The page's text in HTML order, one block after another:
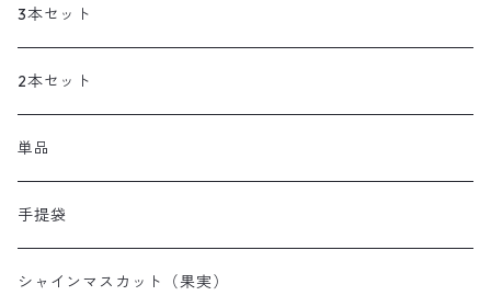
3本セット
2本セット
単品
手提袋
シャインマスカット（果実）